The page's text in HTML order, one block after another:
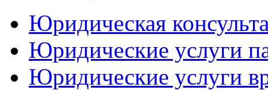
Юридическая
Юридические услуги
Юридические услуги